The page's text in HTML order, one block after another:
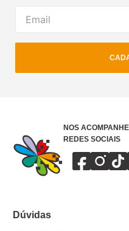
NOS
REDES SOCIAIS
Dúvidas